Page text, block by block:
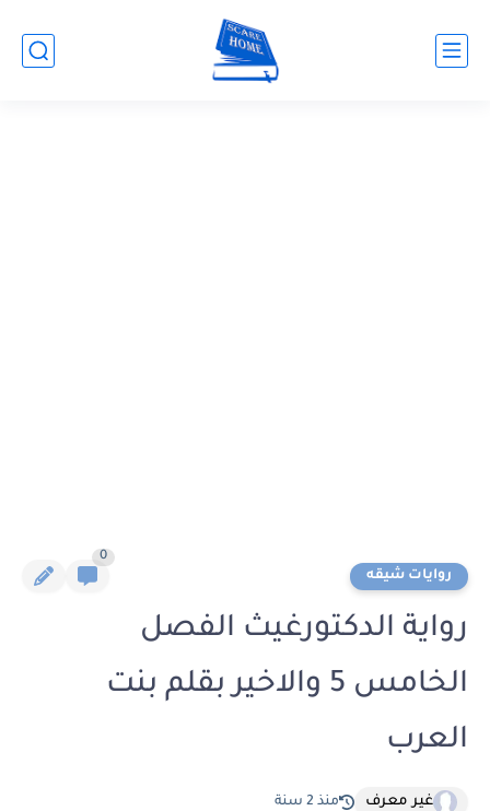
روايات شيقه
0
رواية الدكتورغيث الفصل
الخامس 5 والاخير بقلم بنت
العرب
غير معرف منذ 2 سنة